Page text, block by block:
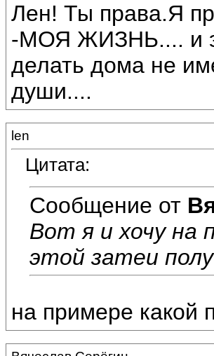
Лен! Ты права.Я
-МОЯ ЖИЗНЬ.... и
делать дома не
души....
len
Цитата:
Сообщение от
Вот я и хочу на
этой затеи
на примере какой